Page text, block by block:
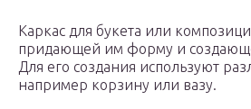
Каркас для букета или
придающей им форму и
Для его создания используют
например корзину или вазу.